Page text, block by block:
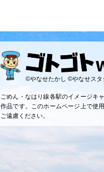
©やなせたかし ©やなせスタ
ごめん・なはり線各駅のイメージキ
作品です。このホームページ上で使
ご遠慮ください。